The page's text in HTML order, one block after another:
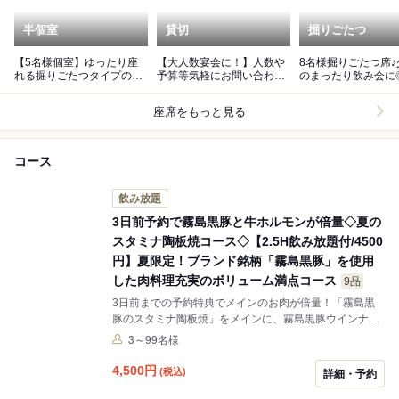
半個室
【5名様個室】ゆったり座
れる掘りごたつタイプのお
貸切
【大人数宴会に！】人数や
予算等気軽にお問い合わせ
掘りごたつ
8名様掘りごたつ席♪
のまったり飲み会
座席をもっと見る
コース
飲み放題
3日前予約で霧島黒豚と牛ホルモンが倍量◇夏の
スタミナ陶板焼コース◇【2.5H飲み放題付/4500
円】夏限定！ブランド銘柄「霧島黒豚」を使用
した肉料理充実のボリューム満点コース
9品
3日前までの予約特典でメインのお肉が倍量！「霧島黒
豚のスタミナ陶板焼」をメインに、霧島黒豚ウインナー
＆ベーコン焼き、九州三元豚ローストポークなど、ボリ
モン陶板、スパイシートマト陶板に変更できます。変更
のご希望は備考欄にお願いします。記載ない場合は「霧
3～99名様
4,500円 (税込) 詳細・予約